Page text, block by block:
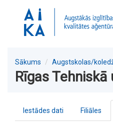
Sākums Augstskolas/
Rīgas
Iestādes dati Filiāles